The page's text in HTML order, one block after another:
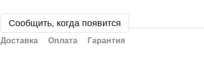
Сообщить, когда появится
Доставка Оплата Гарантия